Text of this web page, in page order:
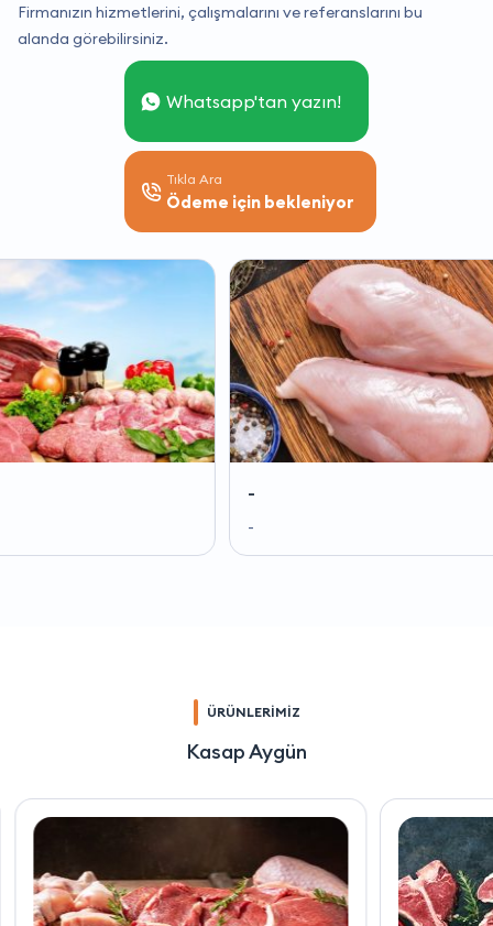
Firmanızın hizmetlerini, çalışmalarını ve referanslarını bu
alanda görebilirsiniz.
Whatsapp'tan yazın!
Tıkla Ara
Ödeme için bekleniyor
ÜRÜNLERİMİZ
Kasap Aygün